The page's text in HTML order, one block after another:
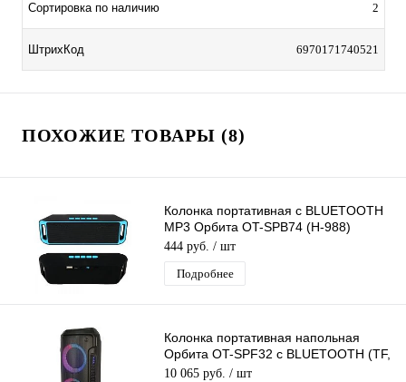
Сортировка по наличию 2
ШтрихКод 6970171740521
ПОХОЖИЕ ТОВАРЫ (8)
Колонка портативная с BLUETOOTH
MP3 Орбита OT-SPB74 (H-988)
(3W,TF, USB, FM,bluetooth,
аккум.)/100
444 руб. / шт
Подробнее
Колонка портативная напольная
Орбита OT-SPF32 с BLUETOOTH (TF,
AUX, USB, FM)
10 065 руб. / шт